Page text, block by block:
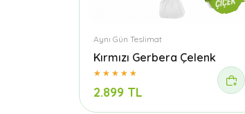
Aynı Gün Teslimat
Kırmızı Gerbera Çelenk
2.899 TL